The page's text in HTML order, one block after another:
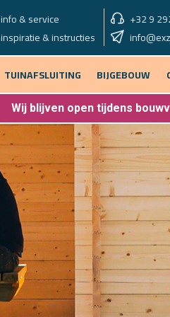
info & service +32 9
inspiratie & instructies
TUINAFSLUITING BIJGEBOUW
Wij blijven open tijdens